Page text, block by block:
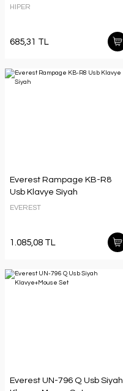
HIPER
685,31 TL
Everest Rampage KB-R8
Usb Klavye Siyah
EVEREST
1.085,08 TL
Everest UN-796 Q Usb Siyah